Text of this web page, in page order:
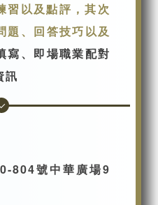
習以及點評，其次
題、回答技巧以及
寫、即場職業配對
訊
804號中華廣場9